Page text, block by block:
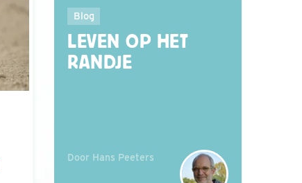
Blog
LEVEN OP HET
RANDJE
Door Hans Peeters